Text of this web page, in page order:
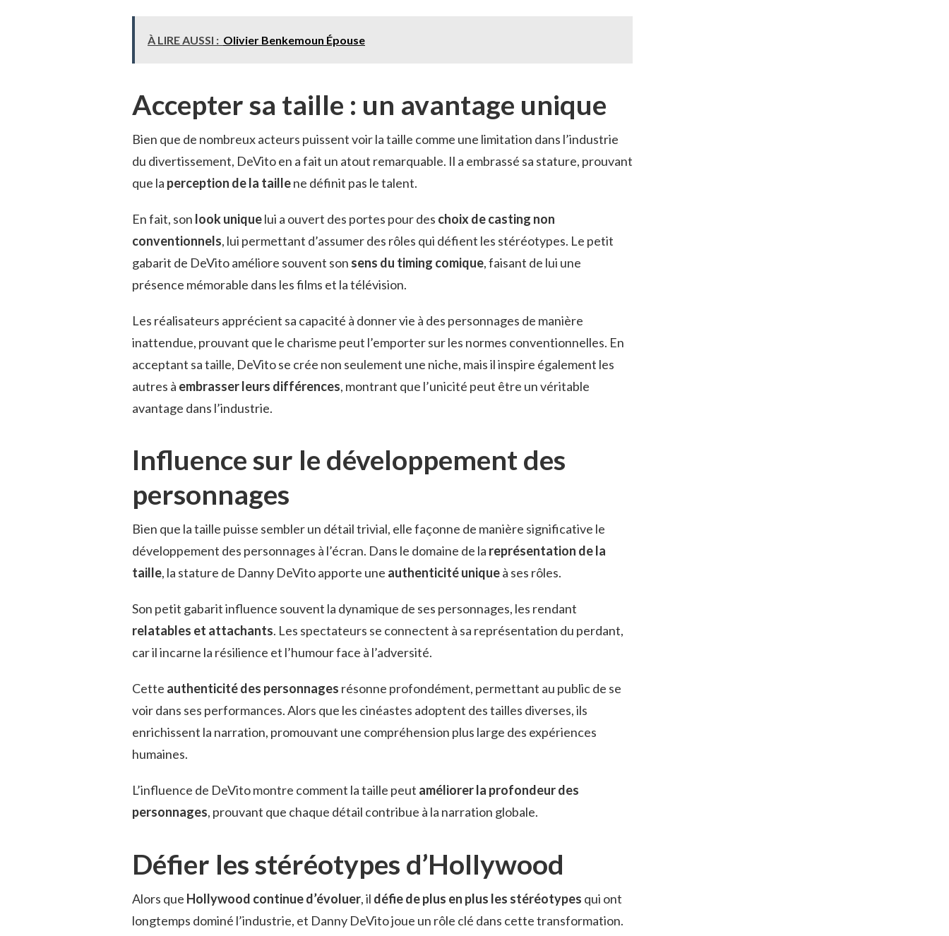
À LIRE AUSSI : Olivier Benkemoun Épouse
Accepter sa taille : un avantage unique
Bien que de nombreux acteurs puissent voir la taille comme une limitation dans l’industrie
du divertissement, DeVito en a fait un atout remarquable. Il a embrassé sa stature, prouvant
que la perception de la taillene définit pas le talent.
En fait, son look uniquelui a ouvert des portes pour des choix de casting non
conventionnels, lui permettant d’assumer des rôles qui défient les stéréotypes. Le petit
gabarit de DeVito améliore souvent son sens du timing comique, faisant de lui une
présence mémorable dans les films et la télévision.
Les réalisateurs apprécient sa capacité à donner vie à des personnages de manière
inattendue, prouvant que le charisme peut l’emporter sur les normes conventionnelles. En
acceptant sa taille, DeVito se crée non seulement une niche, mais il inspire également les
autres à embrasser leurs différences, montrant que l’unicité peut être un véritable
avantage dans l’industrie.
Influence sur le développement des
personnages
Bien que la taille puisse sembler un détail trivial, elle façonne de manière significative le
développement des personnages à l’écran. Dans le domaine de la représentation de la
taille, la stature de Danny DeVito apporte une authenticité uniqueà ses rôles.
Son petit gabarit influence souvent la dynamique de ses personnages, les rendant
relatables et attachants. Les spectateurs se connectent à sa représentation du perdant,
car il incarne la résilience et l’humour face à l’adversité.
Cette authenticité des personnages résonne profondément, permettant au public de se
voir dans ses performances. Alors que les cinéastes adoptent des tailles diverses, ils
enrichissent la narration, promouvant une compréhension plus large des expériences
humaines.
L’influence de DeVito montre comment la taille peut améliorer la profondeur des
personnages, prouvant que chaque détail contribue à la narration globale.
Défier les stéréotypes d’Hollywood
Alors que Hollywood continue d’évoluer, il défie de plus en plus les stéréotypes qui ont
longtemps dominé l’industrie, et Danny DeVito joue un rôle clé dans cette transformation.